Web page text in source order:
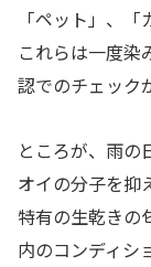
「ペット」、
これらは一度染
認でのチェック
ところが、雨の
オイの分子を抑
特有の生乾きの
内のコンディシ